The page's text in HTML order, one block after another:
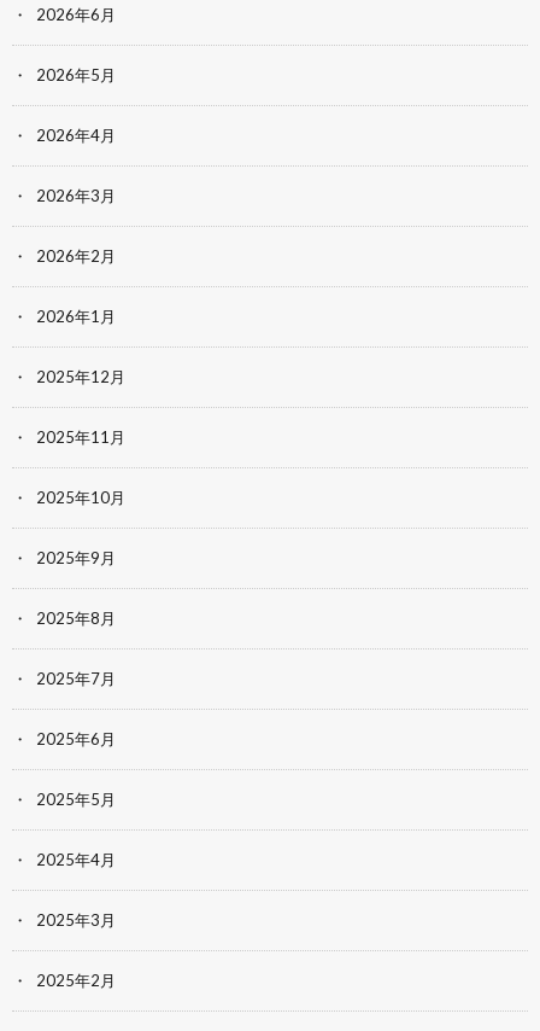
2026年6月
2026年5月
2026年4月
2026年3月
2026年2月
2026年1月
2025年12月
2025年11月
2025年10月
2025年9月
2025年8月
2025年7月
2025年6月
2025年5月
2025年4月
2025年3月
2025年2月